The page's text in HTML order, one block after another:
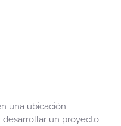
una ubicación
un proyecto